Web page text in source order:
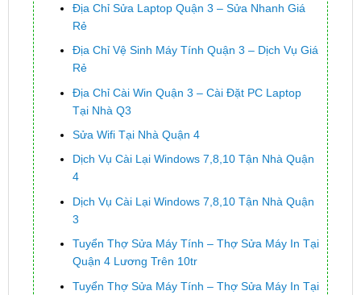
Địa Chỉ Sửa Laptop Quận 3 – Sửa Nhanh Giá
Rẻ
Địa Chỉ Vệ Sinh Máy Tính Quận 3 – Dịch Vụ Giá
Rẻ
Địa Chỉ Cài Win Quận 3 – Cài Đặt PC Laptop
Tại Nhà Q3
Sửa Wifi Tại Nhà Quận 4
Dịch Vụ Cài Lại Windows 7,8,10 Tận Nhà Quận
4
Dịch Vụ Cài Lại Windows 7,8,10 Tận Nhà Quận
3
Tuyển Thợ Sửa Máy Tính – Thợ Sửa Máy In Tại
Quận 4 Lương Trên 10tr
Tuyển Thợ Sửa Máy Tính – Thợ Sửa Máy In Tại